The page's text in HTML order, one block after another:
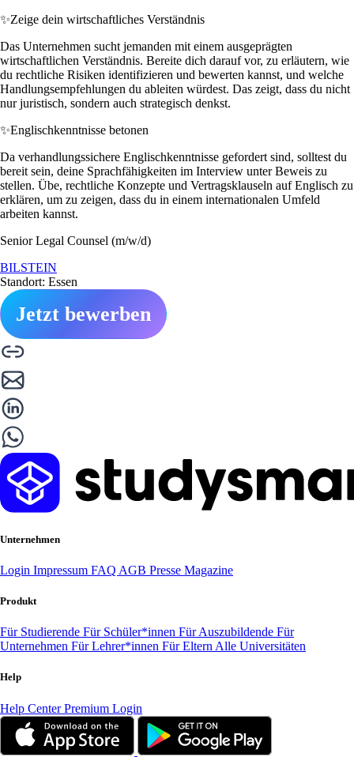
✨Zeige dein wirtschaftliches Verständnis
Das Unternehmen sucht jemanden mit einem ausgeprägten
wirtschaftlichen Verständnis. Bereite dich darauf vor, zu erläutern, wie
du rechtliche Risiken identifizieren und bewerten kannst, und welche
Handlungsempfehlungen du ableiten würdest. Das zeigt, dass du nicht
nur juristisch, sondern auch strategisch denkst.
✨Englischkenntnisse betonen
Da verhandlungssichere Englischkenntnisse gefordert sind, solltest du
bereit sein, deine Sprachfähigkeiten im Interview unter Beweis zu
stellen. Übe, rechtliche Konzepte und Vertragsklauseln auf Englisch zu
erklären, um zu zeigen, dass du in einem internationalen Umfeld
arbeiten kannst.
Senior Legal Counsel (m/w/d)
BILSTEIN
Standort: Essen
Jetzt bewerben
Unternehmen
Login Impressum FAQ AGB Presse Magazine
Produkt
Für Studierende Für Schüler*innen Für Auszubildende Für
Unternehmen Für Lehrer*innen Für Eltern Alle Universitäten
Help
Help CenterPremium Login